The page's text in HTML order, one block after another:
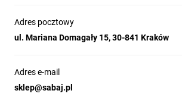
Adres pocztowy
ul. Mariana Domagały 15, 30-841 Kraków
Adres e-mail
sklep@sabaj.pl